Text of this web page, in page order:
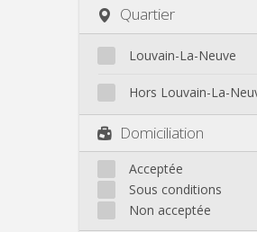
Quartier
Louvain-La-Neuve
Biéreau
Centre
L'Hocaille
La Baraque
Lauzelle
Les Bruyères
Hors Louvain-La-
Genappe
Mont-Saint-Guibert
Nivelles
Domiciliation
Acceptée
Sous conditions
Non acceptée